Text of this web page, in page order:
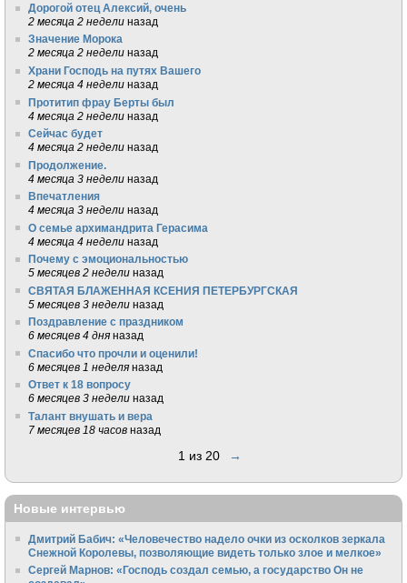
Дорогой отец Алексий, очень
2 месяца 2 недели назад
Значение Морока
2 месяца 2 недели назад
Храни Господь на путях Вашего
2 месяца 4 недели назад
Протитип фрау Берты был
4 месяца 2 недели назад
Сейчас будет
4 месяца 2 недели назад
Продолжение.
4 месяца 3 недели назад
Впечатления
4 месяца 3 недели назад
О семье архимандрита Герасима
4 месяца 4 недели назад
Почему с эмоциональностью
5 месяцев 2 недели назад
СВЯТАЯ БЛАЖЕННАЯ КСЕНИЯ ПЕТЕРБУРГСКАЯ
5 месяцев 3 недели назад
Поздравление с праздником
6 месяцев 4 дня назад
Спасибо что прочли и оценили!
6 месяцев 1 неделя назад
Ответ к 18 вопросу
6 месяцев 3 недели назад
Талант внушать и вера
7 месяцев 18 часов назад
1 из 20 →
Новые интервью
Дмитрий Бабич: «Человечество надело очки из осколков зеркала
Снежной Королевы, позволяющие видеть только злое и мелкое»
Сергей Марнов: «Господь создал семью, а государство Он не